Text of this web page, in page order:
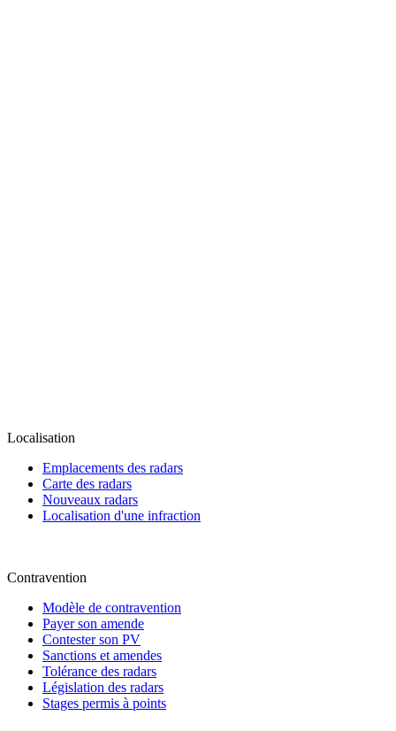
Localisation
Emplacements des radars
Carte des radars
Nouveaux radars
Localisation d'une infraction
Contravention
Modèle de contravention
Payer son amende
Contester son PV
Sanctions et amendes
Tolérance des radars
Législation des radars
Stages permis à points